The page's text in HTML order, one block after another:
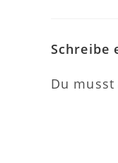
Schreibe
Du musst